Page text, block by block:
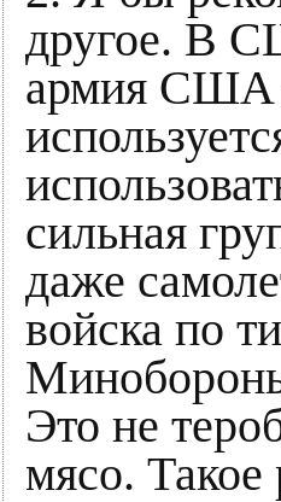
другое. В
армия США
сильная
даже
войска по
Это не
мясо.